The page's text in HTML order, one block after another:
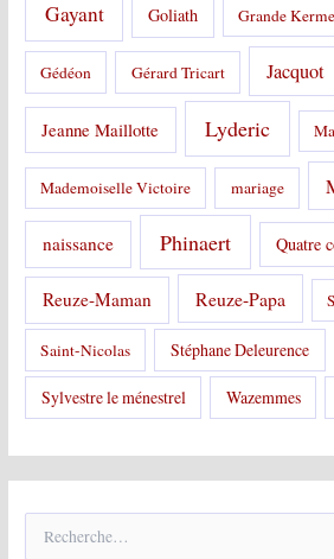
Gayant Goliath Grande
Gédéon Gérard Tricart Jacquot
Jeanne Maillotte Lyderic
Mademoiselle Victoire mariage
naissance Phinaert Quatre
Reuze-Maman Reuze-Papa
Saint-Nicolas Stéphane Deleurence
Sylvestre le ménestrel Wazemmes